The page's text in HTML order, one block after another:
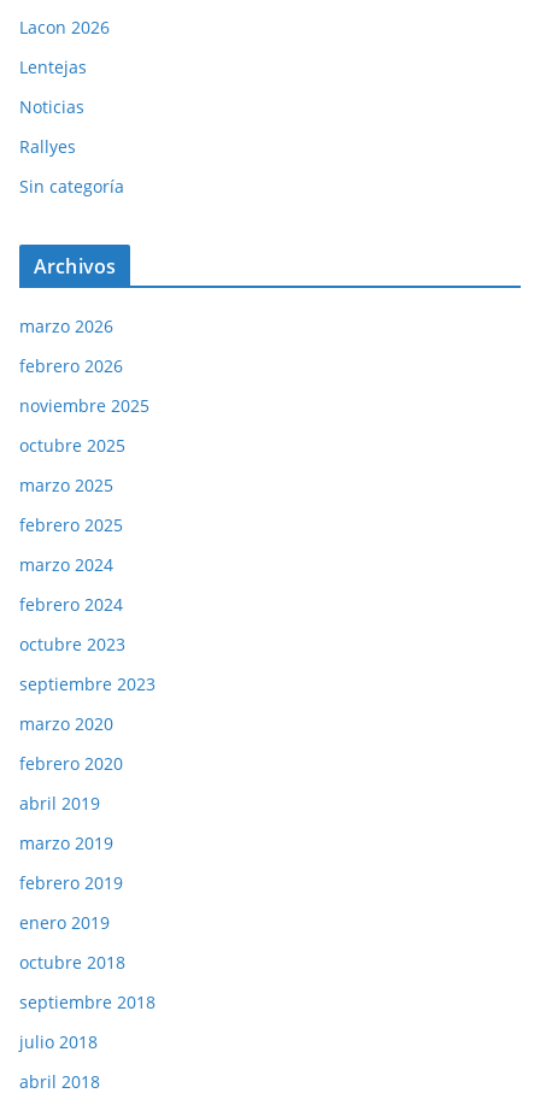
Lacon 2026
Lentejas
Noticias
Rallyes
Sin categoría
Archivos
marzo 2026
febrero 2026
noviembre 2025
octubre 2025
marzo 2025
febrero 2025
marzo 2024
febrero 2024
octubre 2023
septiembre 2023
marzo 2020
febrero 2020
abril 2019
marzo 2019
febrero 2019
enero 2019
octubre 2018
septiembre 2018
julio 2018
abril 2018